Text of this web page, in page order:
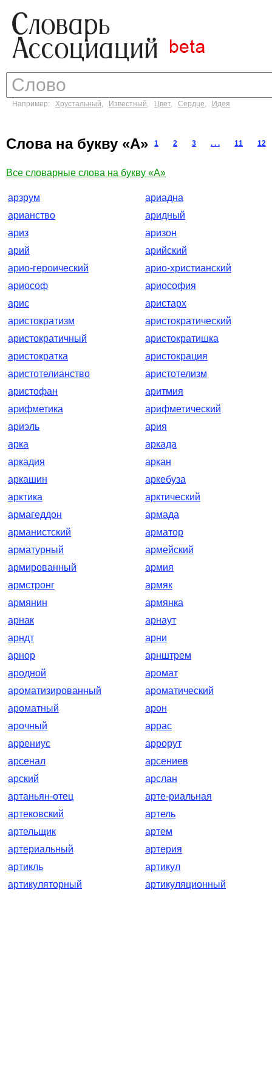
Например: Хрустальный, Известный, Цвет, Сердце, Идея
Слова на букву «А» 1 2 3 . . . 11 12
Все словарные слова на букву «А»
арзрум
ариадна
арианство
аридный
ариз
аризон
арий
арийский
арио-героический
арио-христианский
ариософ
ариософия
арис
аристарх
аристократизм
аристократический
аристократичный
аристократишка
аристократка
аристокрация
аристотелианство
аристотелизм
аристофан
аритмия
арифметика
арифметический
ариэль
ария
арка
аркада
аркадия
аркан
аркашин
аркебуза
арктика
арктический
армагеддон
армада
арманистский
арматор
арматурный
армейский
армированный
армия
армстронг
армяк
армянин
армянка
арнак
арнаут
арндт
арни
арнор
арнштрем
ародной
аромат
ароматизированный
ароматический
ароматный
арон
арочный
аррас
аррениус
аррорут
арсенал
арсениев
арский
арслан
артаньян-отец
арте-риальная
артековский
артель
артельщик
артем
артериальный
артерия
артикль
артикул
артикуляторный
артикуляционный